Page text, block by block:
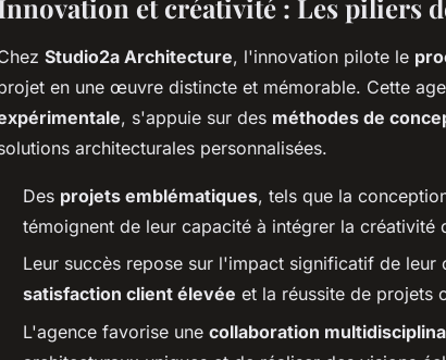
et créativité : Les piliers
Studio2a Architecture, l'innovation pilote le
en une œuvre distincte et mémorable. Cette
, s'appuie sur des méthodes de
architecturales personnalisées.
Des projets emblématiques, tels que la
témoignent de leur capacité à intégrer la créativité
Leur succès repose sur l'impact significatif de leur
satisfaction client élevée et la réussite de projets
L'agence favorise une collaboration